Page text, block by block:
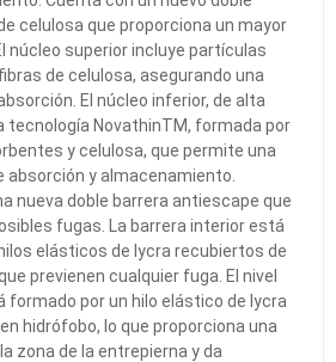
celulosa que proporciona un mayor
núcleo superior incluye partículas
de celulosa, asegurando una
El núcleo inferior, de alta
NovathinTM, formada por
y celulosa, que permite una
absorción y almacenamiento.
nueva doble barrera antiescape que
fugas. La barrera interior está
elásticos de lycra recubiertos de
previenen cualquier fuga. El nivel
por un hilo elástico de lycra
hidrófobo, lo que proporciona una
zona de la entrepierna y da